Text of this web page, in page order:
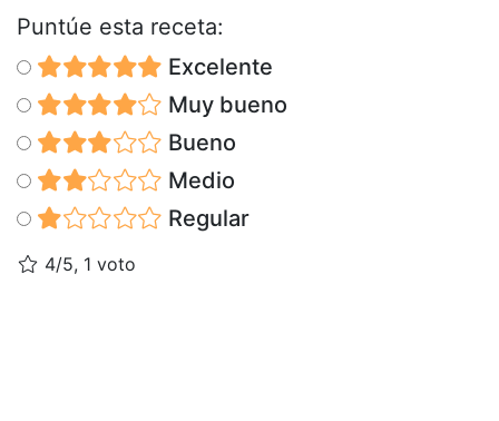
Puntúe esta receta:
Excelente
Muy bueno
Bueno
Medio
Regular
4/5, 1 voto